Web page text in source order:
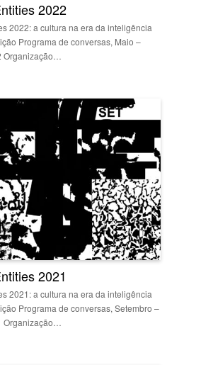
2022
2022: a cultura na era da inteligência
Programa de conversas, Maio –
2021
2021: a cultura na era da inteligência
Programa de conversas, Setembro –